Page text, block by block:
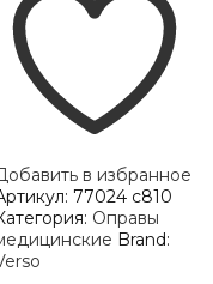
в избранное
77024 с810
Оправы
Brand: